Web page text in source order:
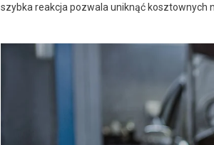
szybka reakcja pozwala uniknąć kosztownych